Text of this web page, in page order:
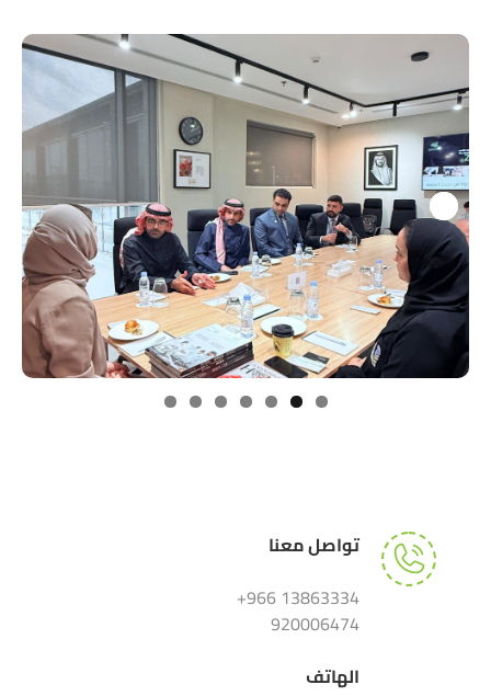
Next
تواصل معنا
13863334 966+
920006474
الهاتف